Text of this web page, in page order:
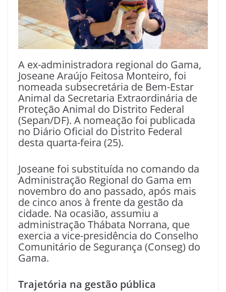
A ex-administradora regional do Gama,
Joseane Araújo Feitosa Monteiro, foi
nomeada subsecretária de Bem-Estar
Animal da Secretaria Extraordinária de
Proteção Animal do Distrito Federal
(Sepan/DF). A nomeação foi publicada
no Diário Oficial do Distrito Federal
desta quarta-feira (25).
Joseane foi substituída no comando da
Administração Regional do Gama em
novembro do ano passado, após mais
de cinco anos à frente da gestão da
cidade. Na ocasião, assumiu a
administração Thábata Norrana, que
exercia a vice-presidência do Conselho
Comunitário de Segurança (Conseg) do
Gama.
Trajetória na gestão pública